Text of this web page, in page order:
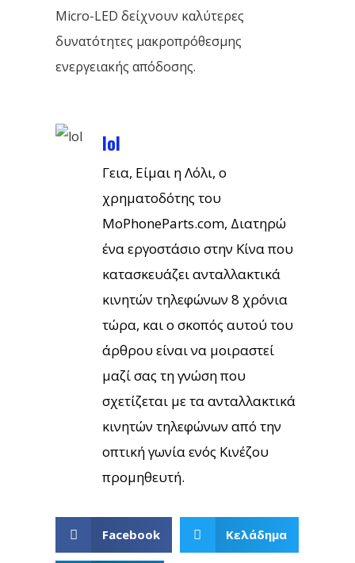
Micro-LED δείχνουν καλύτερες
δυνατότητες μακροπρόθεσμης
ενεργειακής απόδοσης.
lol
Γεια, Είμαι η Λόλι, ο
χρηματοδότης του
MoPhoneParts.com, Διατηρώ
ένα εργοστάσιο στην Κίνα που
κατασκευάζει ανταλλακτικά
κινητών τηλεφώνων 8 χρόνια
τώρα, και ο σκοπός αυτού του
άρθρου είναι να μοιραστεί
μαζί σας τη γνώση που
σχετίζεται με τα ανταλλακτικά
κινητών τηλεφώνων από την
οπτική γωνία ενός Κινέζου
προμηθευτή.
Facebook Κελάδημα